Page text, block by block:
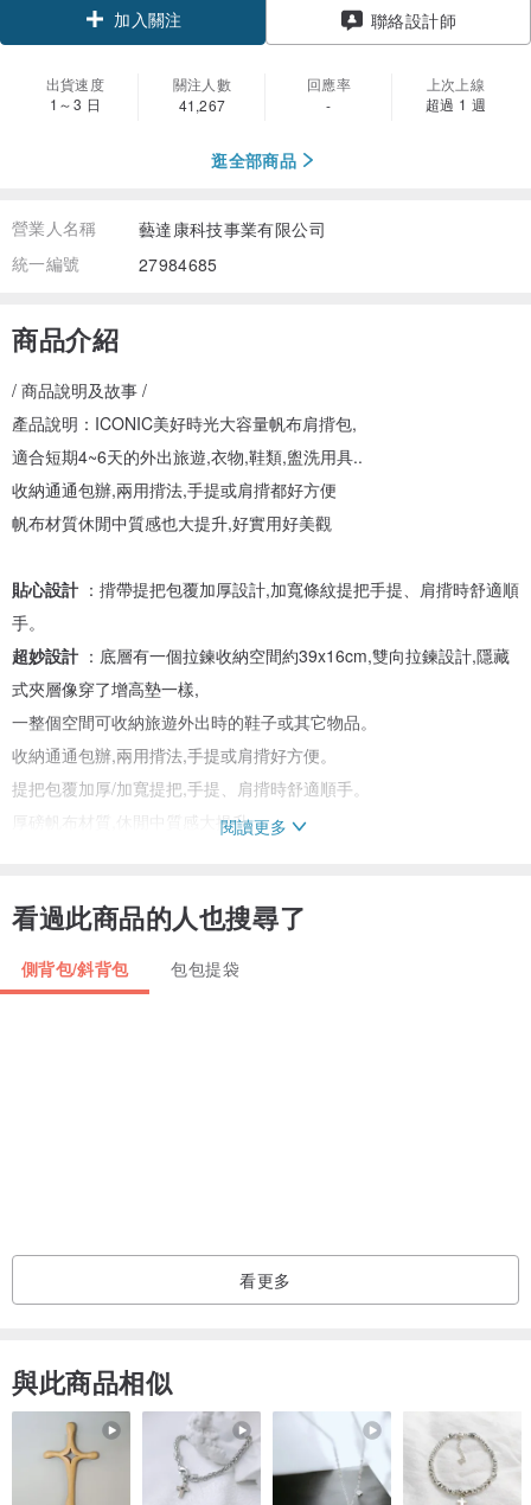
加入關注 聯絡設計師
出貨速度
1～3 日
關注人數
41,267
回應率
-
上次上線
超過 1 週
逛全部商品
營業人名稱
藝達康科技事業有限公司
統一編號
27984685
商品介紹
/ 商品說明及故事 /
產品說明：ICONIC美好時光大容量帆布肩揹包,
適合短期4~6天的外出旅遊,衣物,鞋類,盥洗用具..
收納通通包辦,兩用揹法,手提或肩揹都好方便
帆布材質休閒中質感也大提升,好實用好美觀
貼心設計 ：揹帶提把包覆加厚設計,加寬條紋提把手提、肩揹時舒適順
手。
超妙設計 ：底層有一個拉鍊收納空間約39x16cm,雙向拉鍊設計,隱藏
式夾層像穿了增高墊一樣,
一整個空間可收納旅遊外出時的鞋子或其它物品。
收納通通包辦,兩用揹法,手提或肩揹好方便。
提把包覆加厚/加寬提把,手提、肩揹時舒適順手。
厚磅帆布材質,休閒中質感大提升。
時的鞋子或其它物品。
底層拉鍊收納空間,上下皆有墊片設計可撐起四個角,讓物品長時間收納
也不會被過度擠壓。
包包外側還有一個收納口袋,可收納耳機,票卡...等。
共有兩色可供挑選,請至各色頁面選購唷。
/ 材質 / 帆布
閱讀更多
看過此商品的人也搜尋了
側背包/斜背包 包包提袋
看更多
與此商品相似